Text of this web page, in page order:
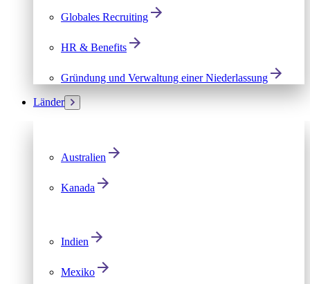
Globales Recruiting
HR & Benefits
Gründung und Verwaltung einer Niederlassung
Länder
Australien
Kanada
Indien
Mexiko